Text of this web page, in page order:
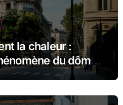
la chaleur :
du dôme
conséquences